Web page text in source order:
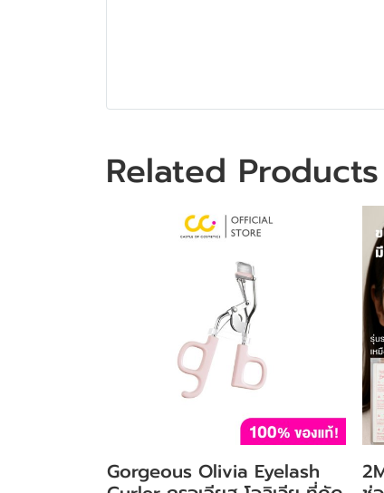
Related Products
Gorgeous Olivia Eyelash